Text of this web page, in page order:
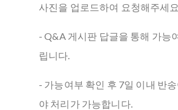
사진을 업로드하여 요청해주세요.
- Q&A 게시판 답글을 통해 가능
립니다.
- 가능여부 확인 후 7일 이내 반
야 처리가 가능합니다.